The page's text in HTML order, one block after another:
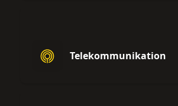
Telekommunikation